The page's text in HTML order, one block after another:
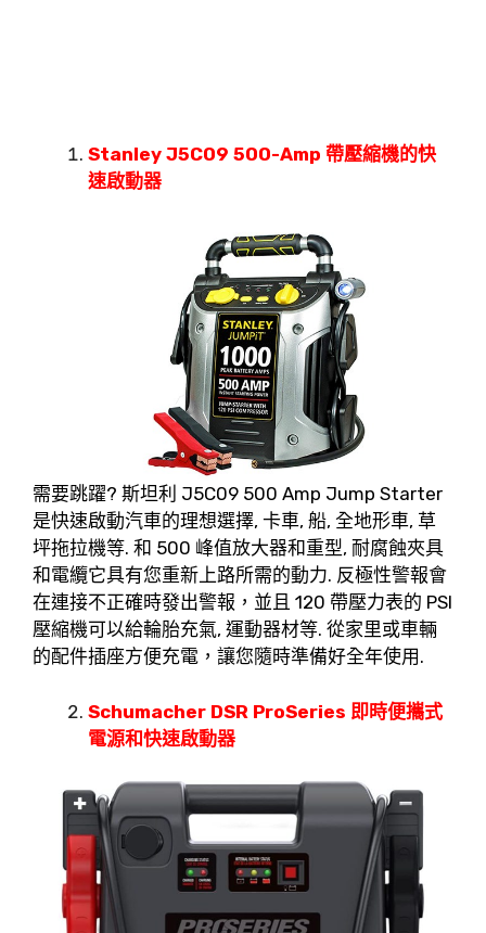
Stanley J5C09 500-Amp 帶壓縮機的快
速啟動器
需要跳躍? 斯坦利 J5C09 500 Amp Jump Starter
是快速啟動汽車的理想選擇, 卡車, 船, 全地形車, 草
坪拖拉機等. 和 500 峰值放大器和重型, 耐腐蝕夾具
和電纜它具有您重新上路所需的動力. 反極性警報會
在連接不正確時發出警報，並且 120 帶壓力表的 PSI
壓縮機可以給輪胎充氣, 運動器材等. 從家里或車輛
的配件插座方便充電，讓您隨時準備好全年使用.
Schumacher DSR ProSeries 即時便攜式
電源和快速啟動器